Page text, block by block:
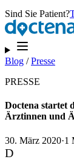
Sind Sie Patient?
Blog /Presse
PRESSE
Doctena startet
Ärztinnen und
30. März 2020·1
D